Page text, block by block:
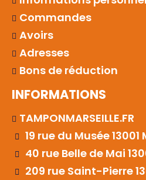
Commandes
Avoirs
Adresses
Bons de réduction
INFORMATIONS
TAMPONMARSEILLE.FR
19 rue du Musée
40 rue Belle de Mai
209 rue Saint-Pierre